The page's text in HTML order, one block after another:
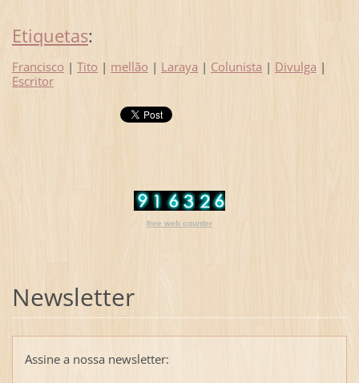
Etiquetas:
Francisco | Tito | mellão | Laraya | Colunista | Divulga |
Escritor
free web counter
Newsletter
Assine a nossa newsletter: